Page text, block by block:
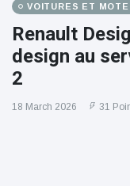
VOITURES ET
Renault
design au
2
18 March 2026 31